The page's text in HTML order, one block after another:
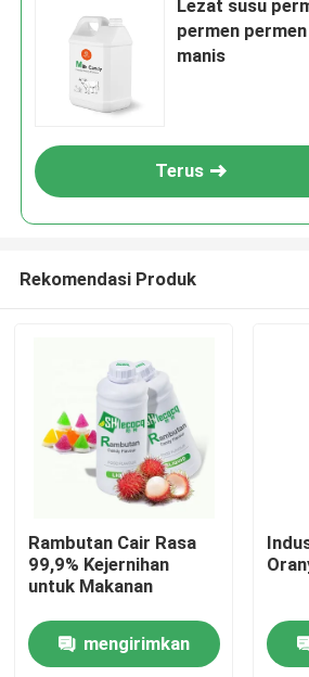
Lezat susu
permen
manis
Terus
Rekomendasi Produk
Rambutan Cair Rasa
99,9% Kejernihan
untuk Makanan
mengirimkan